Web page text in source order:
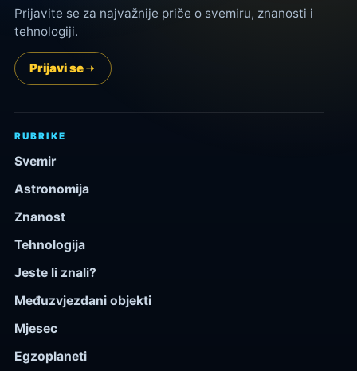
Prijavite se za najvažnije priče o svemiru, znanosti i
tehnologiji.
Prijavi se
RUBRIKE
Svemir
Astronomija
Znanost
Tehnologija
Jeste li znali?
Međuzvjezdani objekti
Mjesec
Egzoplaneti